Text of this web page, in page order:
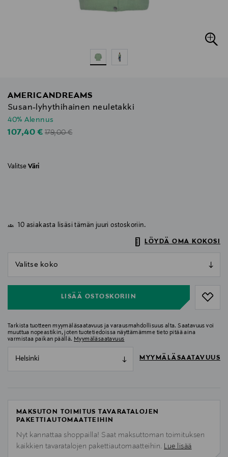
AMERICANDREAMS
Susan-lyhythihainen neuletakki
40% Alennus
Discounted Price
107,40 €Original Price
179,00 €
Valitse Väri
10 asiakasta lisäsi tämän juuri ostoskoriin.
LÖYDÄ OMA KOKOSI
LISÄÄ OSTOSKORIIN
Tarkista tuotteen myymäläsaatavuus ja varausmahdollisuus alta. Saatavuus voi
muuttua nopeastikin, joten tuotetiedoissa näyttämämme tieto pitää aina
varmistaa paikan päällä. Myymäläsaatavuus
Helsinki MYYMÄLÄSAATAVUUS
MAKSUTON TOIMITUS TAVARATALOJEN
PAKETTIAUTOMAATTEIHIN
Nyt kannattaa shoppailla! Saat maksuttoman toimituksen
kaikkien tavaratalojen pakettiautomaatteihin. Lue lisää